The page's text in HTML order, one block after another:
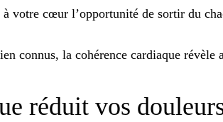
votre cœur l’opportunité de sortir du
connus, la cohérence cardiaque
réduit vos